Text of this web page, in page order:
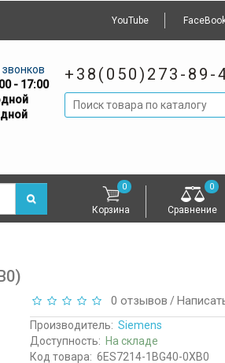
YouTube
- 17:00
+38(050)273-89-
Корзина
0
Сравнение
0
0 отзывов /
Производитель: Siemens
Доступность: На складе
Код товара: 6ES7214-1BG40-0XB0